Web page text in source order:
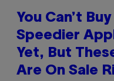
You Can’t
Speedier
Yet, But
Are On Sale